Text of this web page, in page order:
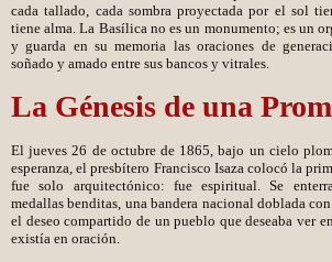
cada tallado, cada sombra proyectada por el sol
tiene alma. La Basílica no es un monumento; es un
y guarda en su memoria las oraciones de
soñado y amado entre sus bancos y vitrales.
La Génesis de una
El jueves 26 de octubre de 1865, bajo un cielo
esperanza, el presbítero Francisco Isaza colocó la
fue solo arquitectónico: fue espiritual. Se
medallas benditas, una bandera nacional doblada
el deseo compartido de un pueblo que deseaba ver
existía en oración.